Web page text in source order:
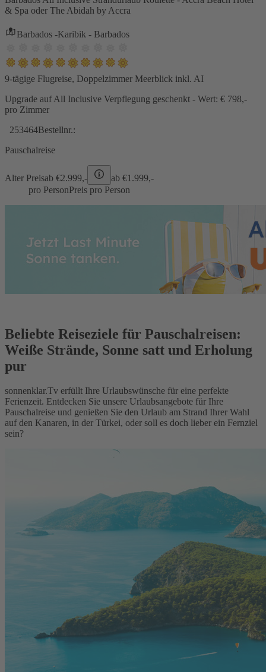
& Spa oder The Abidah by Accra
Barbados -Karibik - Barbados
9-tägige Flugreise, Doppelzimmer Meerblick inkl. AI
Upgrade auf All Inclusive Verpflegung geschenkt - Wert: € 798,-
pro Zimmer
253464Bestellnr.:
Pauschalreise
Alter Preisab €2.999,- ab €1.999,-
pro PersonPreis pro Person
Beliebte Reiseziele für Pauschalreisen:
Weiße Strände, Sonne satt und Erholung
pur
sonnenklar.Tv erfüllt Ihre Urlaubswünsche für eine perfekte
Ferienzeit. Entdecken Sie unsere Urlaubsangebote für Ihre
Pauschalreise und genießen Sie den Urlaub am Strand Ihrer Wahl
auf den Kanaren, in der Türkei, oder soll es doch lieber ein Fernziel
sein?